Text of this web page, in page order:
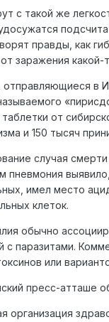
с такой же
правды, как
заражения какой-
в
от
и 150 тысяч
случая
пневмония
имел место
клеток.
обычно
с паразитами.
или
пресс-атташе
организация